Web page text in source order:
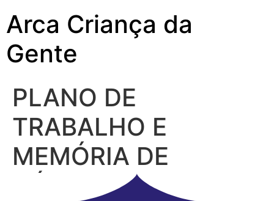
Arca Criança da
Gente
PLANO DE
TRABALHO E
MEMÓRIA DE
CÁLCULO 2026